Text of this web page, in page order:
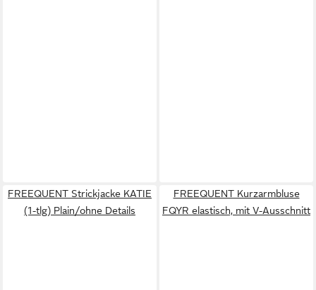
FREEQUENT Strickjacke KATIE
(1-tlg) Plain/ohne Details
FREEQUENT Kurzarmbluse
FQYR elastisch, mit V-Ausschnitt